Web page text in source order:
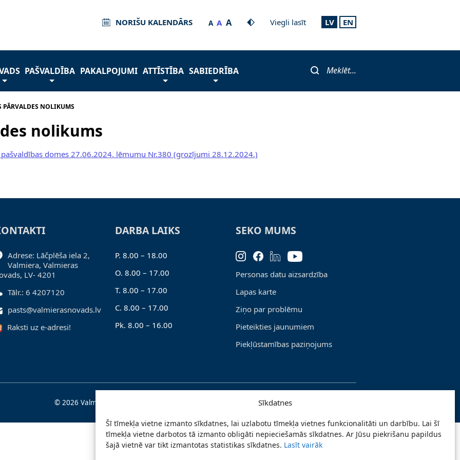
Sīkdatnes
Šī tīmekļa vietne izmanto sīkdatnes, lai uzlabotu tīmekļa vietnes funkcionalitāti un darbību. Lai šī
tīmekļa vietne darbotos tā izmanto obligāti nepieciešamās sīkdatnes. Ar Jūsu piekrišanu papildus
šajā vietnē var tikt izmantotas statistikas sīkdatnes. Lasīt vairāk
NORIŠU KALENDĀRS A A A Viegli lasīt LV EN
PAŠVALDĪBA PAKALPOJUMI ATTĪSTĪBA SABIEDRĪBA Meklēt...
PĀRVALDES NOLIKUMS
nolikums
domes 27.06.2024. lēmumu Nr.380 (grozījumi 28.12.2024.)
Adrese: Lāčplēša iela 2,
Valmiera, Valmieras
LV- 4201
Tālr.: 6 4207120
pasts@valmierasnovads.lv
Raksti uz e-adresi!
DARBA LAIKS
P. 8.00 – 18.00
O. 8.00 – 17.00
T. 8.00 – 17.00
C. 8.00 – 17.00
Pk. 8.00 – 16.00
SEKO MUMS
Personas datu aizsardzība
Lapas karte
Ziņo par problēmu
Pieteikties jaunumiem
Piekļūstamības paziņojums
© 2026 Valmieras novada pašvaldība